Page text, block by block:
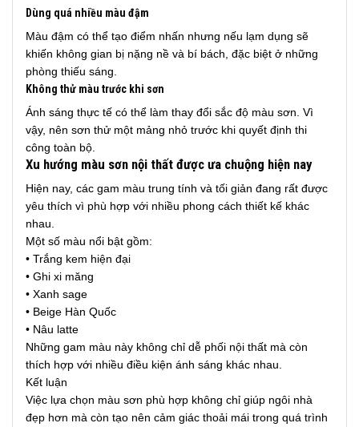
Dùng quá nhiều màu đậm
Màu đậm có thể tạo điểm nhấn nhưng nếu lạm dụng sẽ
khiến không gian bị nặng nề và bí bách, đặc biệt ở những
phòng thiếu sáng.
Không thử màu trước khi sơn
Ánh sáng thực tế có thể làm thay đổi sắc độ màu sơn. Vì
vậy, nên sơn thử một mảng nhỏ trước khi quyết định thi
công toàn bộ.
Xu hướng màu sơn nội thất được ưa chuộng hiện nay
Hiện nay, các gam màu trung tính và tối giản đang rất được
yêu thích vì phù hợp với nhiều phong cách thiết kế khác
nhau.
Một số màu nổi bật gồm:
• Trắng kem hiện đại
• Ghi xi măng
• Xanh sage
• Beige Hàn Quốc
• Nâu latte
Những gam màu này không chỉ dễ phối nội thất mà còn
thích hợp với nhiều điều kiện ánh sáng khác nhau.
Kết luận
Việc lựa chọn màu sơn phù hợp không chỉ giúp ngôi nhà
đẹp hơn mà còn tạo nên cảm giác thoải mái trong quá trình